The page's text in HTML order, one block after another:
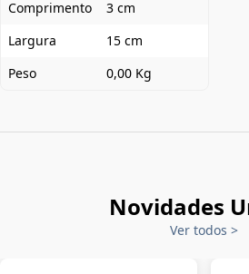
Comprimento
3 cm
Largura
15 cm
Peso
0,00 Kg
Novidades
Ver todos >